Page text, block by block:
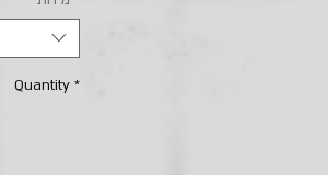
Quantity *